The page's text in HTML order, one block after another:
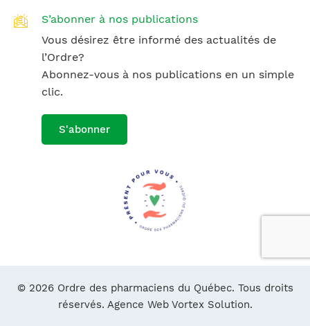
S’abonner à nos publications
Vous désirez être informé des actualités de
l’Ordre?
Abonnez-vous à nos publications en un simple
clic.
S'abonner
© 2026 Ordre des pharmaciens du Québec. Tous droits
réservés. Agence Web Vortex Solution.